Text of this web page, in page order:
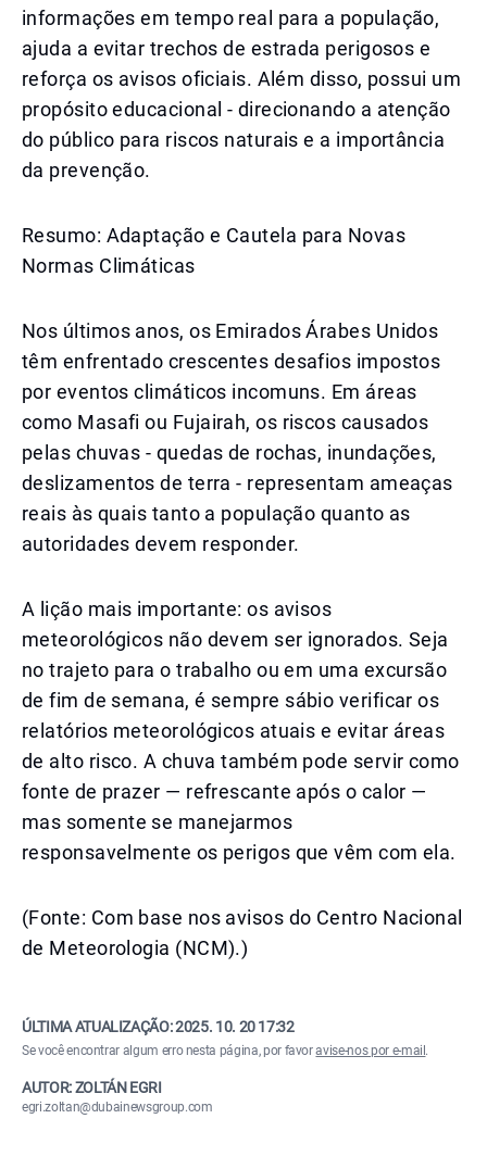
informações em tempo real para a população,
ajuda a evitar trechos de estrada perigosos e
reforça os avisos oficiais. Além disso, possui um
propósito educacional - direcionando a atenção
do público para riscos naturais e a importância
da prevenção.
Resumo: Adaptação e Cautela para Novas
Normas Climáticas
Nos últimos anos, os Emirados Árabes Unidos
têm enfrentado crescentes desafios impostos
por eventos climáticos incomuns. Em áreas
como Masafi ou Fujairah, os riscos causados
pelas chuvas - quedas de rochas, inundações,
deslizamentos de terra - representam ameaças
reais às quais tanto a população quanto as
autoridades devem responder.
A lição mais importante: os avisos
meteorológicos não devem ser ignorados. Seja
no trajeto para o trabalho ou em uma excursão
de fim de semana, é sempre sábio verificar os
relatórios meteorológicos atuais e evitar áreas
de alto risco. A chuva também pode servir como
fonte de prazer — refrescante após o calor —
mas somente se manejarmos
responsavelmente os perigos que vêm com ela.
(Fonte: Com base nos avisos do Centro Nacional
de Meteorologia (NCM).)
ÚLTIMA ATUALIZAÇÃO:2025. 10. 20 17:32
Se você encontrar algum erro nesta página, por favoravise-nos por e-mail .
AUTOR: ZOLTÁN EGRI
egri.zoltan@dubainewsgroup.com